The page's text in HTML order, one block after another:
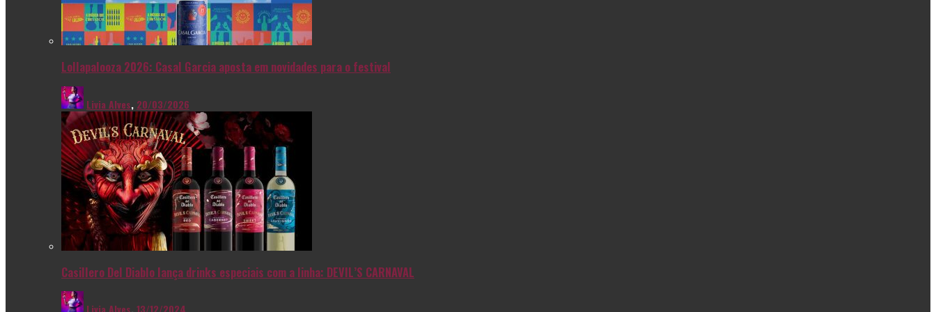
Lollapalooza 2026: Casal Garcia aposta em novidades para o festival
Livia Alves, 20/03/2026
Casillero Del Diablo lança drinks especiais com a linha: DEVIL’S CARNAVAL
Livia Alves 13/12/2024